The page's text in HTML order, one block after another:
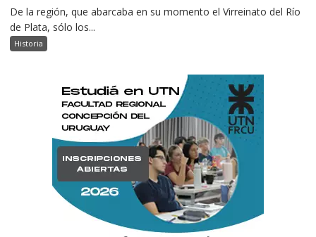
De la región, que abarcaba en su momento el Virreinato del Río
de Plata, sólo los...
Historia